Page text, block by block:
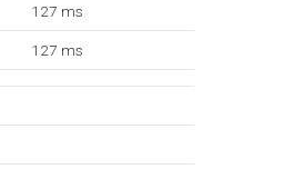
127 ms
127 ms